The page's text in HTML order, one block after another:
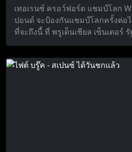
เทอเรนซ์ ครอว์ฟอร์ด แชมป์โลก
ปอนด์ จะป้องกันแชมป์โลกครั้งต่อ
ที่จะถึงนี้ ที่ พรูเด็นเชียล เซ็นเตอร์ รั